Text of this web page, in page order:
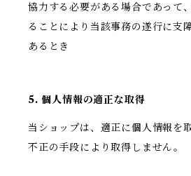
協力する必要がある場合であって
ることにより当該事務の遂行に支
あるとき
5. 個人情報の適正な取得
当ショップは、適正に個人情報を
不正の手段により取得しません。